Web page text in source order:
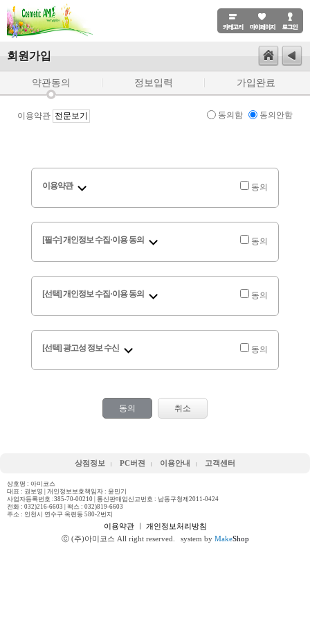
회원가입
약관동의 정보입력 가입완료
이용약관 전문보기 동의함 동의안함
이용약관 동의
[필수] 개인정보 수집·이용 동의 동의
[선택] 개인정보 수집·이용 동의 동의
[선택] 광고성 정보 수신 동의
동의 취소
상점정보 PC버젼 이용안내 고객센터
상호명 : 아미코스
대표 : 권보영 | 개인정보보호책임자 : 윤민기
사업자등록번호 :385-70-00210 | 통신판매업신고번호 : 남동구청제2011-0424
전화 : 032)216-6603 | 팩스 : 032)819-6603
주소 : 인천시 연수구 옥련동 580-2번지
이용약관ㅣ 개인정보처리방침
ⓒ (주)아미코스 All right reserved.
system by MakeShop